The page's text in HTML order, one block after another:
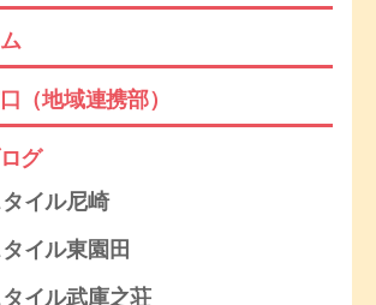
（地域連携部）
グ
イル尼崎
イル東園田
イル武庫之荘